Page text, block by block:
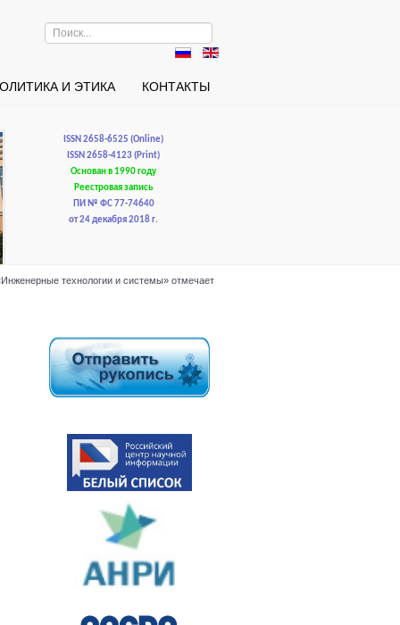
Искать...
И ЭТИКА КОНТАКТЫ
ISSN 2658-6525 (Online)
ISSN 2658-4123 (Print)
Основан в 1990 году
Реестровая запись
ПИ № ФС 77-74640
от 24 декабря 2018 г.
технологии и системы» отмечает